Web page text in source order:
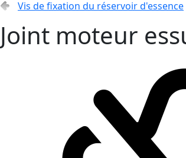
Vis de fixation du réservoir d'essence
Joint moteur